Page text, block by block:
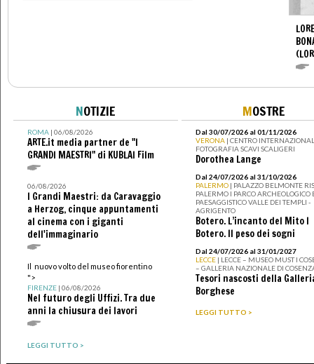
NOTIZIE
ROMA| 06/08/2026
ARTE.it media partner de "I
GRANDI MAESTRI" di KUBLAI Film
06/08/2026
I Grandi Maestri: da Caravaggio
a Herzog, cinque appuntamenti
al cinema con i giganti
dell'immaginario
Il nuovo volto del museo fiorentino
">
FIRENZE| 06/08/2026
Nel futuro degli Uffizi. Tra due
anni la chiusura dei lavori
LEGGI TUTTO >
MOSTRE
Dal 30/07/2026 al 01/11/2026
VERONA | CENTRO
FOTOGRAFIA SCAVI SCALIGERI
Dorothea Lange
Dal 24/07/2026 al 31/10/2026
PALERMO | PALAZZO BELMONTE
PALERMO I PARCO ARCHEOLOGICO
PAESAGGISTICO VALLE DEI TEMPLI -
AGRIGENTO
Botero. L’incanto del Mito I
Botero. Il peso dei sogni
Dal 24/07/2026 al 31/01/2027
LECCE | LECCE – MUSEO MUST I
– GALLERIA NAZIONALE DI
Tesori nascosti della
Borghese
LEGGI TUTTO >